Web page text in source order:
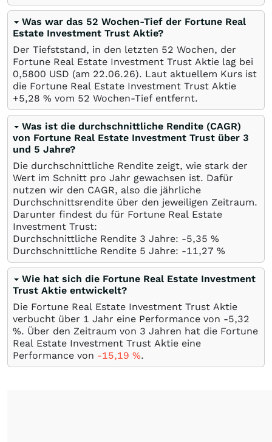
Was war das 52 Wochen-Tief der Fortune Real
Estate Investment Trust Aktie?
Der Tiefststand, in den letzten 52 Wochen, der
Fortune Real Estate Investment Trust Aktie lag bei
0,5800 USD (am 22.06.26). Laut aktuellem Kurs ist
die Fortune Real Estate Investment Trust Aktie
+5,28 % vom 52 Wochen-Tief entfernt.
Was ist die durchschnittliche Rendite (CAGR)
von Fortune Real Estate Investment Trust über 3
und 5 Jahre?
Die durchschnittliche Rendite zeigt, wie stark der
Wert im Schnitt pro Jahr gewachsen ist. Dafür
nutzen wir den CAGR, also die jährliche
Durchschnittsrendite über den jeweiligen Zeitraum.
Darunter findest du für Fortune Real Estate
Investment Trust:
Durchschnittliche Rendite 3 Jahre: -5,35 %
Durchschnittliche Rendite 5 Jahre: -11,27 %
Wie hat sich die Fortune Real Estate Investment
Trust Aktie entwickelt?
Die Fortune Real Estate Investment Trust Aktie
verbucht über 1 Jahr eine Performance von -5,32
%. Über den Zeitraum von 3 Jahren hat die Fortune
Real Estate Investment Trust Aktie eine
Performance von -15,19 %.